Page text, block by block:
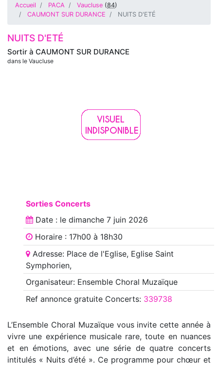
Accueil PACA Vaucluse (84)
CAUMONT SUR DURANCE
NUITS D'ETÉ
Sortir à CAUMONT SUR DURANCE
dans le Vaucluse
NUITS D'ETÉ
Sorties Concerts
Date : le dimanche 7 juin 2026
Horaire : 17h00 à 18h30
Adresse: Place de l'Eglise, Eglise Saint
Symphorien,
Organisateur: Ensemble Choral Muzaïque
Ref annoncegratuite Concerts: 339738
L’Ensemble Choral Muzaïque vous invite cette année à
vivre une expérience musicale rare, toute en nuances
et en émotions, avec une série de quatre concerts
intitulés « Nuits d’été ». Ce programme pour chœur et